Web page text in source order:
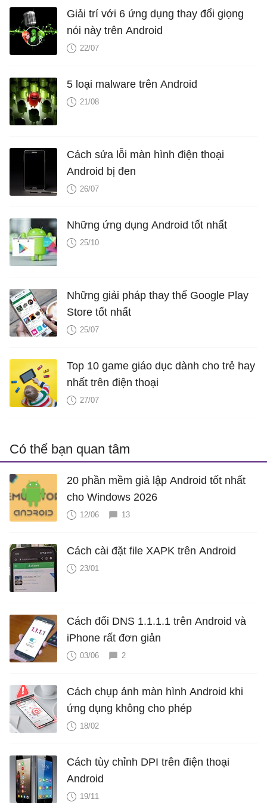
Giải trí với 6 ứng dụng thay đổi giọng
nói này trên Android
22/07
5 loại malware trên Android
21/08
Cách sửa lỗi màn hình điện thoại
Android bị đen
26/07
Những ứng dụng Android tốt nhất
25/10
Những giải pháp thay thế Google Play
Store tốt nhất
25/07
Top 10 game giáo dục dành cho trẻ hay
nhất trên điện thoại
27/07
Có thể bạn quan tâm
20 phần mềm giả lập Android tốt nhất
cho Windows 2026
12/06 13
Cách cài đặt file XAPK trên Android
23/01
Cách đổi DNS 1.1.1.1 trên Android và
iPhone rất đơn giản
03/06 2
Cách chụp ảnh màn hình Android khi
ứng dụng không cho phép
18/02
Cách tùy chỉnh DPI trên điện thoại
Android
19/11